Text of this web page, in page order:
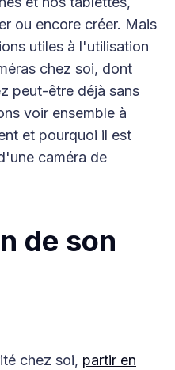
ou encore créer. Mais
utiles à l'utilisation
chez soi, dont
peut-être déjà sans
voir ensemble à
et pourquoi il est
caméra de
de son
chez soi, partir en